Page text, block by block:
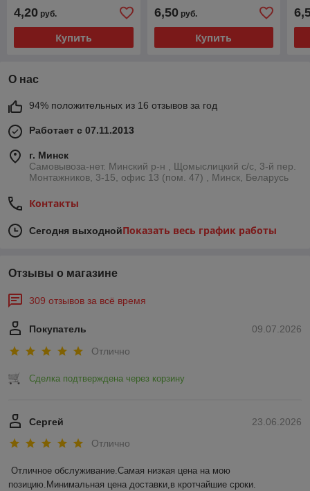
4,20 руб.
Купить
6,50руб.
Купить
О нас
94% положительных из 16 отзывов за год
Работает с 07.11.2013
г. Минск
Самовывоза-нет. Минский р-н , Щомыслицкий с/с, 3-й пер.
Монтажников, 3-15, офис 13 (пом. 47) , Минск, Беларусь
Контакты
Сегодня выходнойПоказать весь график работы
Отзывы о магазине
309 отзывов за всё время
09.07.2026
Покупатель
Отлично
Сделка подтверждена через корзину
23.06.2026
Сергей
Отлично
Отличное обслуживание.Самая низкая цена на мою
позицию.Минимальная цена доставки,в кротчайшие сроки.